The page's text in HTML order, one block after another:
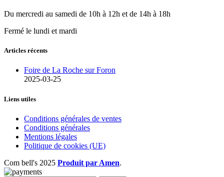
Du mercredi au samedi de 10h à 12h et de 14h à 18h
Fermé le lundi et mardi
Articles récents
Foire de La Roche sur Foron
2025-03-25
Liens utiles
Conditions générales de ventes
Conditions générales
Mentions légales
Politique de cookies (UE)
Com bell's 2025 Produit par Amen.